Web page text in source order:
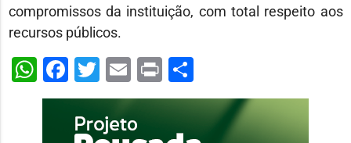
compromissos da instituição, com total respeito aos
recursos públicos.
WhatsApp
Facebook
Twitter
Email
PrintShare